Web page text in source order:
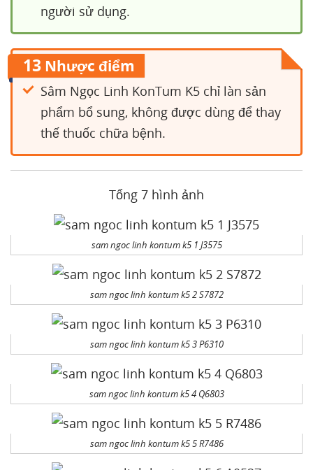
người sử dụng.
13 Nhược điểm
Sâm Ngọc Linh KonTum K5 chỉ làn sản
phẩm bổ sung, không được dùng để thay
thế thuốc chữa bệnh.
Tổng 7 hình ảnh
sam ngoc linh kontum k5 1 J3575
sam ngoc linh kontum k5 2 S7872
sam ngoc linh kontum k5 3 P6310
sam ngoc linh kontum k5 4 Q6803
sam ngoc linh kontum k5 5 R7486